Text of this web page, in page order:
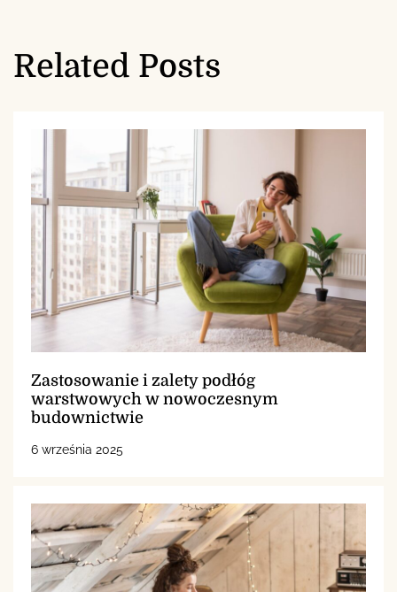
Related Posts
Zastosowanie i zalety podłóg
warstwowych w nowoczesnym
budownictwie
6 września 2025